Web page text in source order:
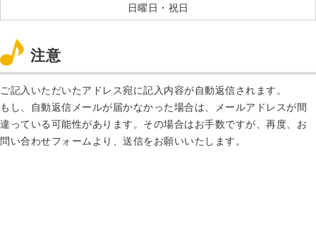
日曜日・祝日
注意
ご記入いただいたアドレス宛に記入内容が自動返信されます。
もし、自動返信メールが届かなかった場合は、メールアドレスが間
違っている可能性があります。その場合はお手数ですが、再度、お
問い合わせフォームより、送信をお願いいたします。